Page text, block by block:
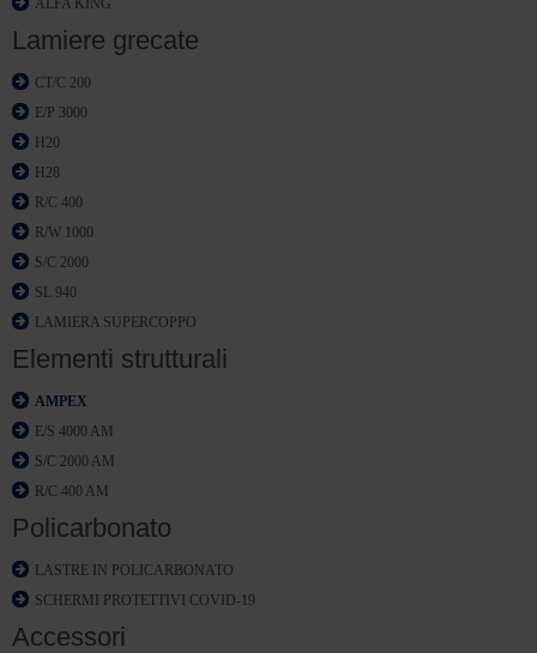
ALFA KING
Lamiere grecate
CT/C 200
E/P 3000
H20
H28
R/C 400
R/W 1000
S/C 2000
SL 940
LAMIERA SUPERCOPPO
Elementi strutturali
AMPEX
E/S 4000 AM
S/C 2000 AM
R/C 400 AM
Policarbonato
LASTRE IN POLICARBONATO
SCHERMI PROTETTIVI COVID-19
Accessori